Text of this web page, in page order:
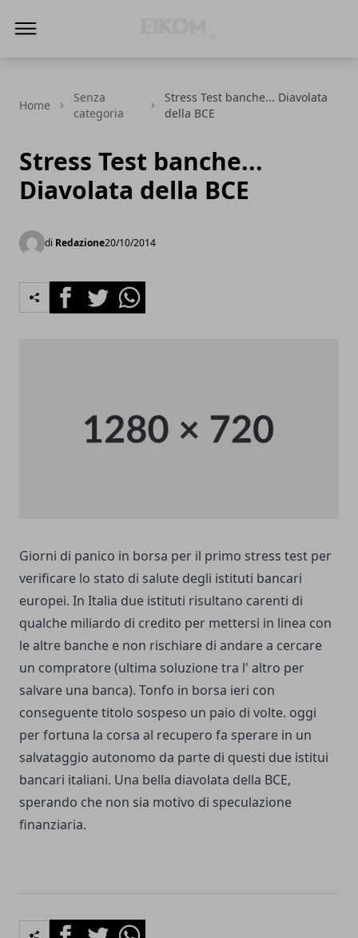
Home
Senza
categoria
Stress Test banche... Diavolata
della BCE
Stress Test banche...
Diavolata della BCE
di Redazione20/10/2014
FacebookTwitterWhatsapp
Giorni di panico in borsa per il primo stress test per
verificare lo stato di salute degli istituti bancari
europei. In Italia due istituti risultano carenti di
qualche miliardo di credito per mettersi in linea con
le altre banche e non rischiare di andare a cercare
un compratore (ultima soluzione tra l' altro per
salvare una banca). Tonfo in borsa ieri con
conseguente titolo sospeso un paio di volte. oggi
per fortuna la corsa al recupero fa sperare in un
salvataggio autonomo da parte di questi due istitui
bancari italiani. Una bella diavolata della BCE,
sperando che non sia motivo di speculazione
finanziaria.
FacebookTwitterWhatsapp